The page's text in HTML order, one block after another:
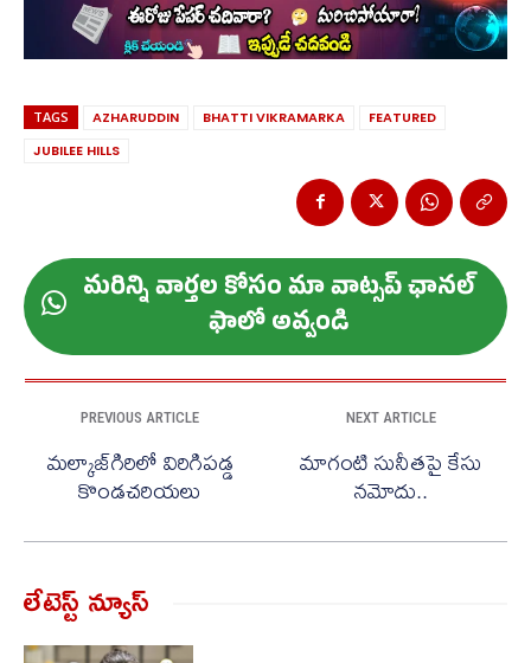
TAGS AZHARUDDIN BHATTI VIKRAMARKA
FEATURED
JUBILEE HILLS
మ‌రిన్ని వార్త‌ల కోసం మా వాట్స‌ప్ ఛాన‌ల్
ఫాలో అవ్వండి
PREVIOUS ARTICLE
మల్కాజ్‌గిరిలో విరిగిపడ్డ
కొండచరియలు
NEXT ARTICLE
మాగంటి సునీతపై కేసు
నమోదు..
లేటెస్ట్ న్యూస్‌